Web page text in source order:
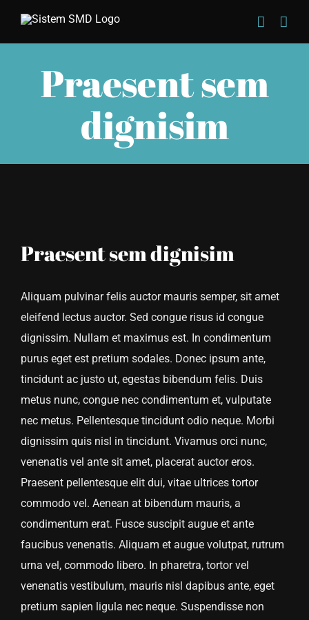
Praesent sem
dignisim
Larger
Praesent sem dignisim
Aliquam pulvinar felis auctor mauris semper, sit amet
eleifend lectus auctor. Sed congue risus id congue
dignissim. Nullam et maximus est. In condimentum
purus eget est pretium sodales. Donec ipsum ante,
tincidunt ac justo ut, egestas bibendum felis. Duis
metus nunc, congue nec condimentum et, vulputate
nec metus. Pellentesque tincidunt odio neque. Morbi
dignissim quis nisl in tincidunt. Vivamus orci nunc,
venenatis vel ante sit amet, placerat auctor eros.
Praesent pellentesque elit dui, vitae ultrices tortor
commodo vel. Aenean at bibendum mauris, a
condimentum erat. Fusce suscipit augue et ante
faucibus venenatis. Aliquam et augue volutpat, rutrum
urna vel, commodo libero. In pharetra, tortor vel
venenatis vestibulum, mauris nisl dapibus ante, eget
pretium sapien ligula nec neque. Suspendisse non